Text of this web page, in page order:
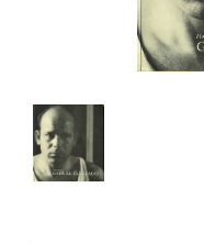
コンサート
スカラシップ受